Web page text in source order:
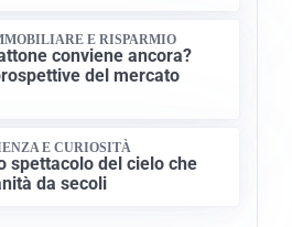
E RISPARMIO
conviene ancora?
del mercato
E CURIOSITÀ
spettacolo del cielo che
da secoli